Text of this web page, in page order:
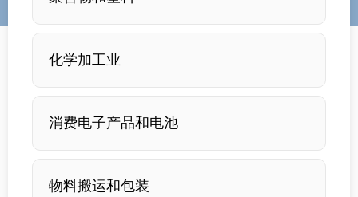
化学加工业
消费电子产品和电池
物料搬运和包装